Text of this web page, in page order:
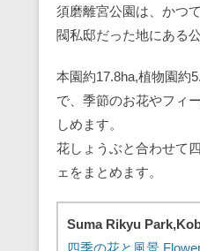
須磨離宮公園は、かつ
閥私邸だった地にある公
本園約17.8ha,植物園約
で、季節のお花やフィ
しめます。
花しょうぶと合わせて
ェをまとめます。
Suma Rikyu